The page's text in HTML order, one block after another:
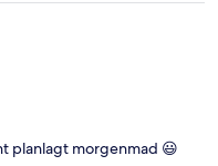
planlagt morgenmad 😃